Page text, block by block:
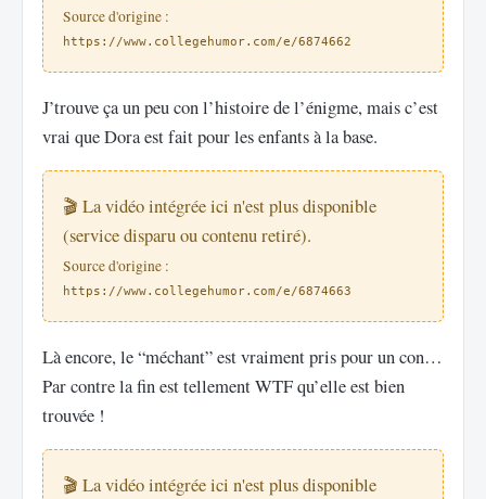
Source d'origine :
https://www.collegehumor.com/e/6874662
J’trouve ça un peu con l’histoire de l’énigme, mais c’est
vrai que Dora est fait pour les enfants à la base.
🎬 La vidéo intégrée ici n'est plus disponible
(service disparu ou contenu retiré).
Source d'origine :
https://www.collegehumor.com/e/6874663
Là encore, le “méchant” est vraiment pris pour un con…
Par contre la fin est tellement WTF qu’elle est bien
trouvée !
🎬 La vidéo intégrée ici n'est plus disponible